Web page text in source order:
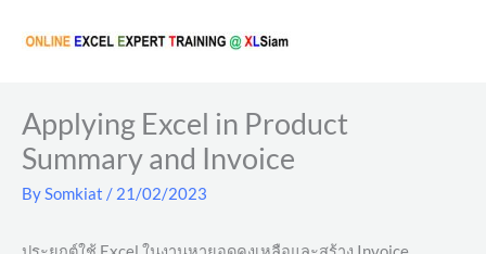
Applying Excel in Product
Summary and Invoice
BySomkiat / 21/02/2023